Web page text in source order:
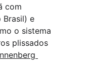
com
Brasil) e
o sistema
plissados